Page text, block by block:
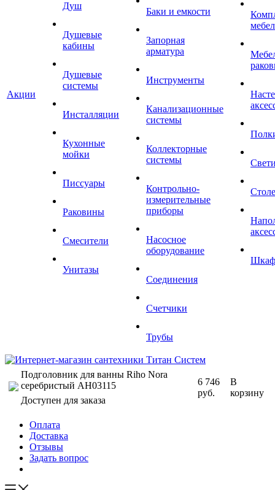
Акции
Душ
Душевые
кабины
Душевые
системы
Инсталляции
Кухонные
мойки
Писсуары
Раковины
Смесители
Унитазы
Баки и емкости
Запорная
арматура
Инструменты
Канализационные
системы
Коллекторные
системы
Контрольно-
измерительные
приборы
Насосное
оборудование
Соединения
Счетчики
Трубы
Подголовник для ванны Riho Nora
серебристый AH03115
Доступен для заказа
6 746
руб.
В
корзину
Оплата
Доставка
Отзывы
Задать вопрос